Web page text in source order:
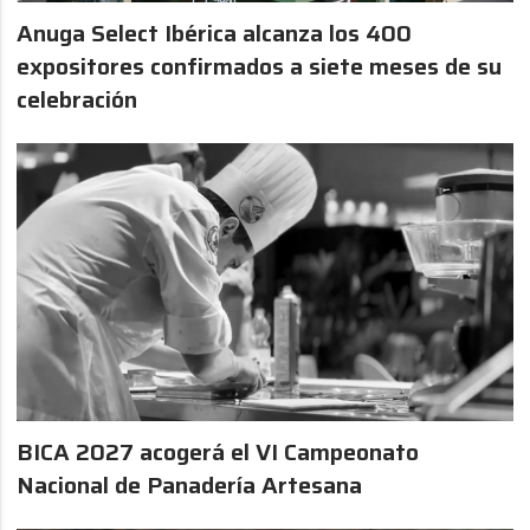
Anuga Select Ibérica alcanza los 400
expositores confirmados a siete meses de su
celebración
BICA 2027 acogerá el VI Campeonato
Nacional de Panadería Artesana